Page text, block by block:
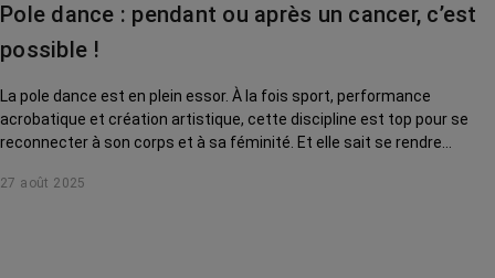
Pole dance : pendant ou après un cancer, c’est
possible !
La pole dance est en plein essor. À la fois sport, performance
acrobatique et création artistique, cette discipline est top pour se
reconnecter à son corps et à sa féminité. Et elle sait se rendre
Démonstration.
27 août 2025